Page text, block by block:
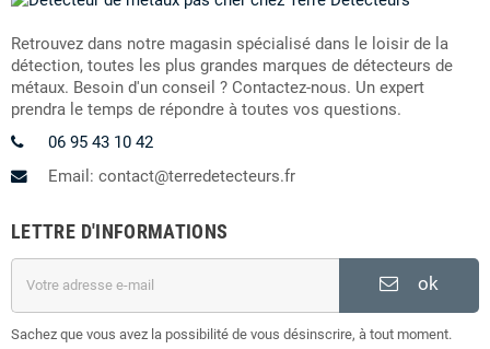
Retrouvez dans notre magasin spécialisé dans le loisir de la
détection, toutes les plus grandes marques de détecteurs de
métaux. Besoin d'un conseil ? Contactez-nous. Un expert
prendra le temps de répondre à toutes vos questions.
06 95 43 10 42
Email: contact@terredetecteurs.fr
LETTRE D'INFORMATIONS
ok
Sachez que vous avez la possibilité de vous désinscrire, à tout moment.